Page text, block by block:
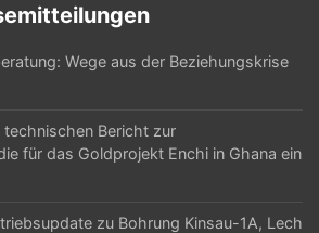
Wege aus der Beziehungskrise
Bericht zur
für das Goldprojekt Enchi in Ghana ein
zu Bohrung Kinsau-1A, Lech